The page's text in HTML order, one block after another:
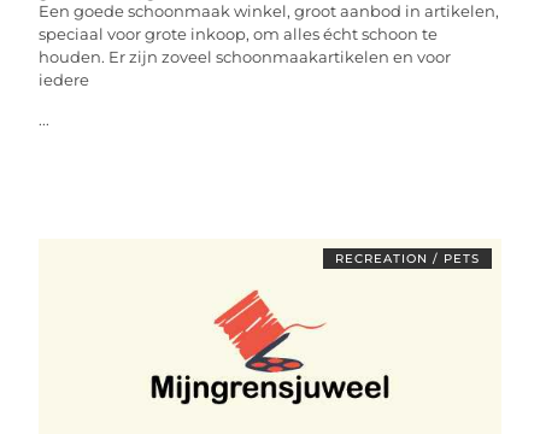
Een goede schoonmaak winkel, groot aanbod in artikelen,
speciaal voor grote inkoop, om alles écht schoon te
houden. Er zijn zoveel schoonmaakartikelen en voor
iedere
...
RECREATION / PETS